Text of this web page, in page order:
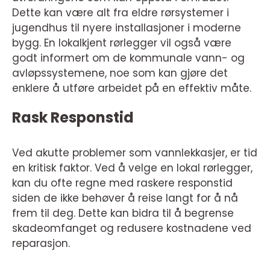
Dette kan være alt fra eldre rørsystemer i
jugendhus til nyere installasjoner i moderne
bygg. En lokalkjent rørlegger vil også være
godt informert om de kommunale vann- og
avløpssystemene, noe som kan gjøre det
enklere å utføre arbeidet på en effektiv måte.
Rask Responstid
Ved akutte problemer som vannlekkasjer, er tid
en kritisk faktor. Ved å velge en lokal rørlegger,
kan du ofte regne med raskere responstid
siden de ikke behøver å reise langt for å nå
frem til deg. Dette kan bidra til å begrense
skadeomfanget og redusere kostnadene ved
reparasjon.